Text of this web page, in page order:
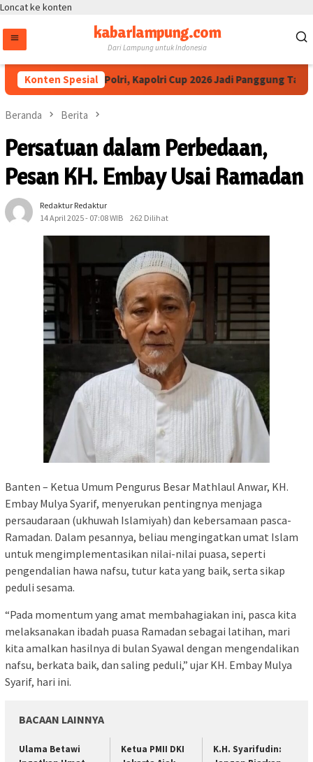
Loncat ke konten
kabarlampung.com
Dari Lampung untuk Indonesia
Konten Spesial
IESPA Apresiasi Polri, Kapolri Cup 2026 Jadi Panggung Talenta
Beranda Berita
Persatuan dalam Perbedaan,
Pesan KH. Embay Usai Ramadan
Redaktur Redaktur
14 April 2025 - 07:08 WIB
262 Dilihat
Banten – Ketua Umum Pengurus Besar Mathlaul Anwar, KH.
Embay Mulya Syarif, menyerukan pentingnya menjaga
persaudaraan (ukhuwah Islamiyah) dan kebersamaan pasca-
Ramadan. Dalam pesannya, beliau mengingatkan umat Islam
untuk mengimplementasikan nilai-nilai puasa, seperti
pengendalian hawa nafsu, tutur kata yang baik, serta sikap
peduli sesama.
“Pada momentum yang amat membahagiakan ini, pasca kita
melaksanakan ibadah puasa Ramadan sebagai latihan, mari
kita amalkan hasilnya di bulan Syawal dengan mengendalikan
nafsu, berkata baik, dan saling peduli,” ujar KH. Embay Mulya
Syarif, hari ini.
BACAAN LAINNYA
Ulama Betawi
Ketua PMII DKI
K.H. Syarifudin: